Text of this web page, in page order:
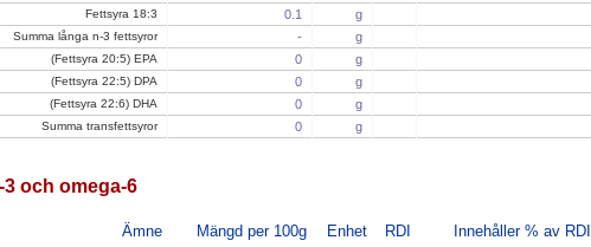
Fettsyra 18:3 0.1 g
Summa långa n-3 fettsyror - g
(Fettsyra 20:5) EPA 0 g
(Fettsyra 22:5) DPA 0 g
(Fettsyra 22:6) DHA 0 g
Summa transfettsyror 0 g
3 och omega-6
Ämne Mängd per 100g Enhet RDI Innehåller % av RDI